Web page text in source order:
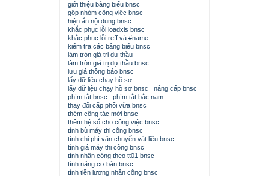
giới thiệu bảng biểu bnsc
gộp nhóm công việc bnsc
hiện ẩn nội dung bnsc
khắc phục lỗi loadxls bnsc
khắc phục lỗi reff và #name
kiểm tra các bảng biểu bnsc
làm tròn giá trị dự thầu
làm tròn giá trị dự thầu bnsc
lưu giá thông báo bnsc
lấy dữ liệu chạy hồ sơ
lấy dữ liệu chạy hồ sơ bnsc
nâng cấp bnsc
phím tắt bnsc
phím tắt bắc nam
thay đổi cấp phối vữa bnsc
thêm công tác mới bnsc
thêm hệ số cho công việc bnsc
tính bù máy thi công bnsc
tính chi phí vận chuyển vật liệu bnsc
tính giá máy thi công bnsc
tính nhân công theo tt01 bnsc
tính năng cơ bản bnsc
tính tiền lương nhân công bnsc